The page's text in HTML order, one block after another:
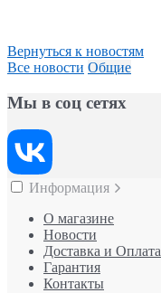
Вернуться к новостям
Все новости Общие
Мы в соц сетях
Информация
О магазине
Новости
Доставка и Оплата
Гарантия
Контакты